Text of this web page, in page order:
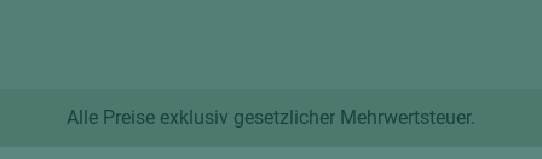
Alle Preise exklusiv gesetzlicher Mehrwertsteuer.